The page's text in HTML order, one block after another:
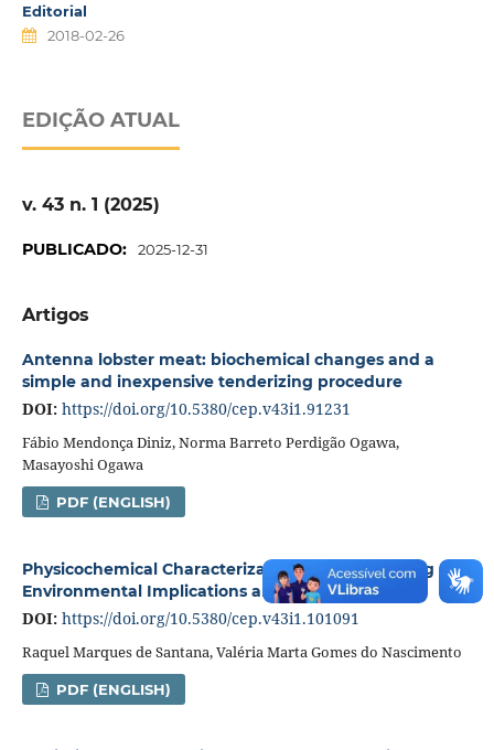
Editorial
2018-02-26
EDIÇÃO ATUAL
v. 43 n. 1 (2025)
PUBLICADO: 2025-12-31
Artigos
Antenna lobster meat: biochemical changes and a
simple and inexpensive tenderizing procedure
DOI: https://doi.org/10.5380/cep.v43i1.91231
Fábio Mendonça Diniz, Norma Barreto Perdigão Ogawa,
Masayoshi Ogawa
PDF (ENGLISH)
Physicochemical Characterization of Used Cooking Oil:
Environmental Implications and Reuse Potential
DOI: https://doi.org/10.5380/cep.v43i1.101091
Raquel Marques de Santana, Valéria Marta Gomes do Nascimento
PDF (ENGLISH)